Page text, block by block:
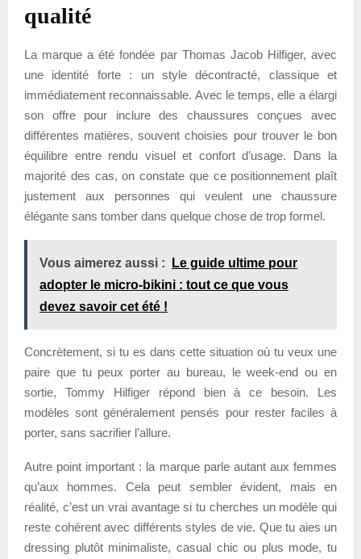
qualité
La marque a été fondée par Thomas Jacob Hilfiger, avec
une identité forte : un style décontracté, classique et
immédiatement reconnaissable. Avec le temps, elle a élargi
son offre pour inclure des chaussures conçues avec
différentes matières, souvent choisies pour trouver le bon
équilibre entre rendu visuel et confort d’usage. Dans la
majorité des cas, on constate que ce positionnement plaît
justement aux personnes qui veulent une chaussure
élégante sans tomber dans quelque chose de trop formel.
Vous aimerez aussi :
Le guide ultime pour
adopter le micro-bikini : tout ce que vous
devez savoir cet été !
Concrètement, si tu es dans cette situation où tu veux une
paire que tu peux porter au bureau, le week-end ou en
sortie, Tommy Hilfiger répond bien à ce besoin. Les
modèles sont généralement pensés pour rester faciles à
porter, sans sacrifier l’allure.
Autre point important : la marque parle autant aux femmes
qu’aux hommes. Cela peut sembler évident, mais en
réalité, c’est un vrai avantage si tu cherches un modèle qui
reste cohérent avec différents styles de vie. Que tu aies un
dressing plutôt minimaliste, casual chic ou plus mode, tu